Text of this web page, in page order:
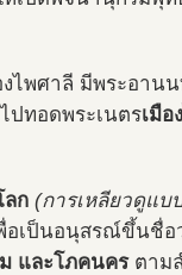
ไพศาลี มีพระอา
ปทอดพระเนตรเมือ
ลก (การเหลียวดูแบ
อเป็นอนุสรณ์ขึ้นชื่อ
และโภคนครตาม